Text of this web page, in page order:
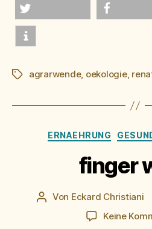
twittern
Schlagwörter
agrarwende, oekologie,
ERNAEHRUNG
finger
Beitragsautor
Von Eckard Christiani
Keine